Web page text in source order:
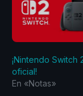
¡Nintendo Switch
oficial!
En «Notas»